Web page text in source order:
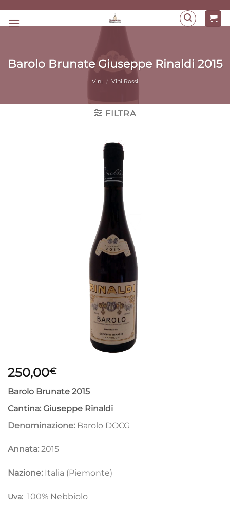
Barolo Brunate Giuseppe Rinaldi 2015
Vini / Vini Rossi
FILTRA
250,00€
Barolo Brunate 2015
Cantina: Giuseppe Rinaldi
Denominazione: Barolo DOCG
Annata: 2015
Nazione: Italia (Piemonte)
Uva: 100% Nebbiolo